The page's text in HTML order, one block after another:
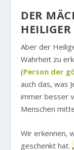
DER
Aber der
Wahrheit zu
(Person der
auch das, was
immer besser
Menschen
Wir erkennen,
geschenkt hat.